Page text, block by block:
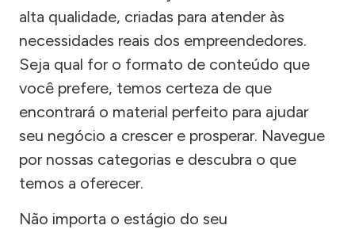
alta qualidade, criadas para atender às
necessidades reais dos empreendedores.
Seja qual for o formato de conteúdo que
você prefere, temos certeza de que
encontrará o material perfeito para ajudar
seu negócio a crescer e prosperar. Navegue
por nossas categorias e descubra o que
temos a oferecer.
Não importa o estágio do seu